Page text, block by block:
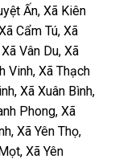
Ấn, Xã Kiên
Cẩm Tú, Xã
Vân Du, Xã
Vinh, Xã Thạch
Xã Xuân Bình,
Phong, Xã
Xã Yên Thọ,
Xã Yên